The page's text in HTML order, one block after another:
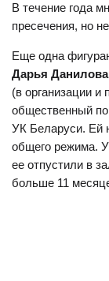
В течение года
пресечения, но
Еще одна
Дарья Данилова
(в организации и
общественный
УК Беларуси. Ей
общего режима.
ее отпустили в
больше 11